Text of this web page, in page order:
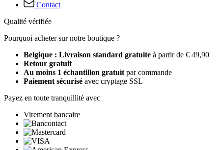
Contact
Qualité vérifiée
Pourquoi acheter sur notre boutique ?
Belgique : Livraison standard gratuite à partir de € 49,90
Retour gratuit
Au moins 1 échantillon gratuit par commande
Paiement sécurisé avec cryptage SSL
Payez en toute tranquillité avec
Virement bancaire